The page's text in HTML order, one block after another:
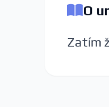
O
Zatím